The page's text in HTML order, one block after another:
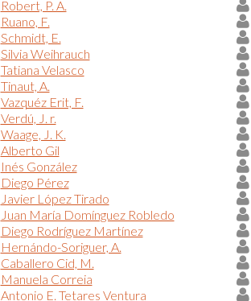
Robert, P. A.
Ruano, F.
Schmidt, E.
Silvia Weihrauch
Tatiana Velasco
Tinaut, A.
Vazquéz Erit, F.
Verdú, J. r.
Waage, J. K.
Alberto Gil
Inés González
Diego Pérez
Javier López Tirado
Juan María Domínguez Robledo
Diego Rodríguez Martínez
Hernándo-Soriguer, A.
Caballero Cid, M.
Manuela Correia
Antonio E. Tetares Ventura